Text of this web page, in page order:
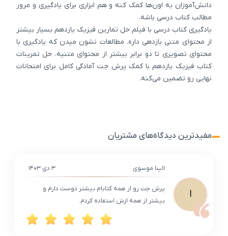
دانش‌آموزان به اون‌ها کمک کنه و هم ابزاری برای یادگیری و مرور
مطالب کتاب درسی باشه.
یادگیری کتاب درسی با فیلم حل تمارین فیزیک یازدهم بسیار بیشتر
از محتوای متنی بازدهی داره. مطالعات نشون میدن که یادگیری با
محتوای تصویری تا دو برابر بیشتر از محتوای متنیه. حل تمرینات
کتاب فیزیک یازدهم با کمک پرش جت آمادگی کامل برای امتحانات
نهایی رو تضمین می‌کنه.
مفیدترین دیدگاه‌های مشتریان
ا
الینا موسوی ۳ دی ۱۴۰۳
پرش جت رو از همه کتابام بیشتر دوست دارم و
بیشتر از همه ازش استفاده کردم.